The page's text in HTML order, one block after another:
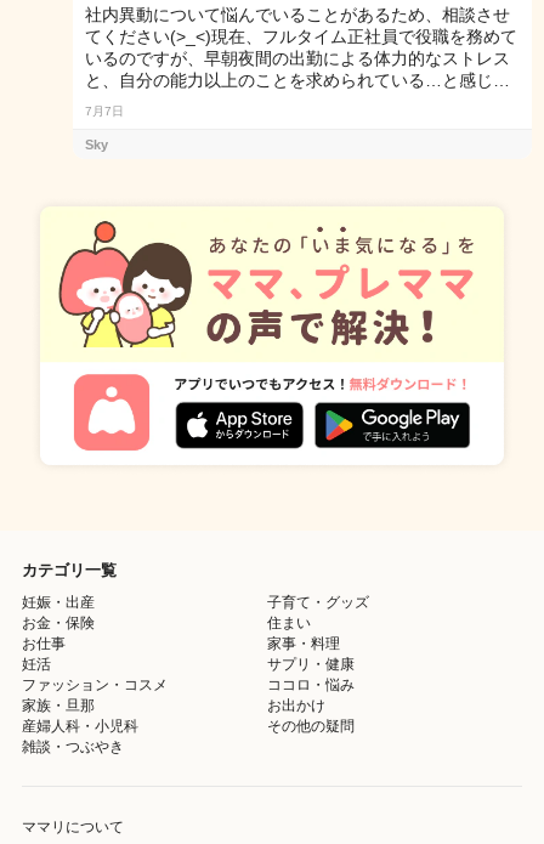
社内異動について悩んでいることがあるため、相談させ
てください(>_<)現在、フルタイム正社員で役職を務めて
いるのですが、早朝夜間の出勤による体力的なストレス
と、自分の能力以上のことを求められている…と感じ…
7月7日
Sky
カテゴリ一覧
妊娠・出産
子育て・グッズ
お金・保険
住まい
お仕事
家事・料理
妊活
サプリ・健康
ファッション・コスメ
ココロ・悩み
家族・旦那
お出かけ
産婦人科・小児科
その他の疑問
雑談・つぶやき
ママリについて